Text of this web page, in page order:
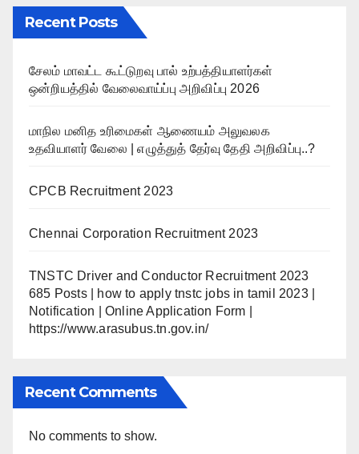
Recent Posts
சேலம் மாவட்ட கூட்டுறவு பால் உற்பத்தியாளர்கள்
ஒன்றியத்தில் வேலைவாய்ப்பு அறிவிப்பு 2026
மாநில மனித உரிமைகள் ஆணையம் அலுவலக
உதவியாளர் வேலை | எழுத்துத் தேர்வு தேதி அறிவிப்பு..?
CPCB Recruitment 2023
Chennai Corporation Recruitment 2023
TNSTC Driver and Conductor Recruitment 2023
685 Posts | how to apply tnstc jobs in tamil 2023 |
Notification | Online Application Form |
https://www.arasubus.tn.gov.in/
Recent Comments
No comments to show.